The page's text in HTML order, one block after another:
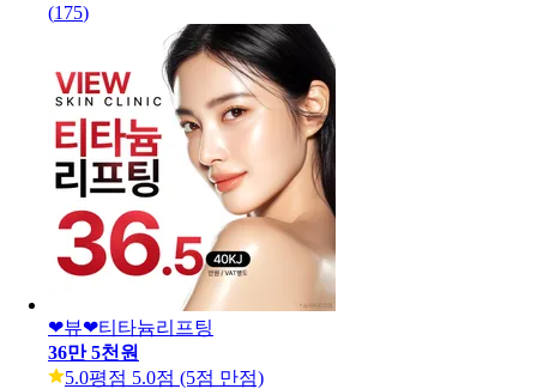
(175)
❤뷰❤티타늄리프팅
36만 5천원
5.0평점 5.0점 (5점 만점)